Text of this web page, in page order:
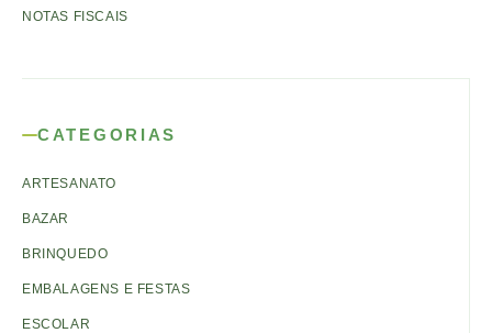
NOTAS FISCAIS
CATEGORIAS
ARTESANATO
BAZAR
BRINQUEDO
EMBALAGENS E FESTAS
ESCOLAR